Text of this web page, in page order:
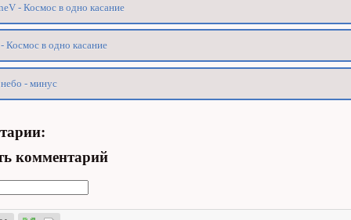
- Космос в одно касание
Космос в одно касание
- минус
комментарий